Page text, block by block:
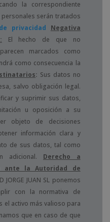
la correspondiente
personales serán tratados
privacidad Negativa
El hecho de que no
marcados como
como consecuencia la
: Sus datos no
salvo obligación legal.
y suprimir sus datos,
u oposición a su
objeto de decisiones
información clara y
de sus datos, tal como
adicional. Derecho a
ante la Autoridad de
JORGE JUAN SL ponemos
con la normativa de
el activo más valioso para
que en caso de que